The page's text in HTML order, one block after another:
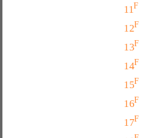
11F
12F
13F
14F
15F
16F
17F